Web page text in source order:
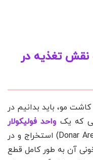
نقش تغذیه در
مو، باید بدانیم در
که یک واحد فولیکولار
از ناحیه بانک مو (Donar Area) استخراج و در
آن به طور کامل قطع